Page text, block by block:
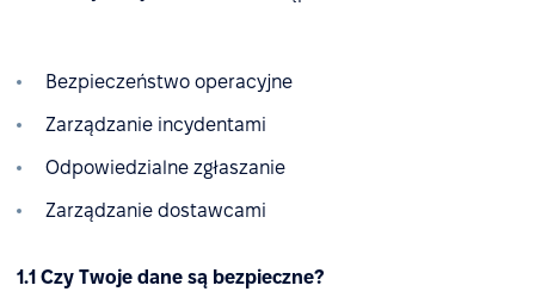
Bezpieczeństwo operacyjne
Zarządzanie incydentami
Odpowiedzialne zgłaszanie
Zarządzanie dostawcami
1.1 Czy Twoje dane są bezpieczne?